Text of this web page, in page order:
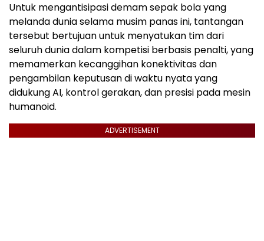
Untuk mengantisipasi demam sepak bola yang
melanda dunia selama musim panas ini, tantangan
tersebut bertujuan untuk menyatukan tim dari
seluruh dunia dalam kompetisi berbasis penalti, yang
memamerkan kecanggihan konektivitas dan
pengambilan keputusan di waktu nyata yang
didukung AI, kontrol gerakan, dan presisi pada mesin
humanoid.
ADVERTISEMENT